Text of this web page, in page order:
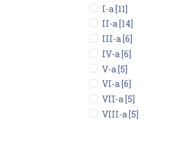
I-a [11]
II-a [14]
III-a [6]
IV-a [6]
V-a [5]
VI-a [6]
VII-a [5]
VIII-a [5]